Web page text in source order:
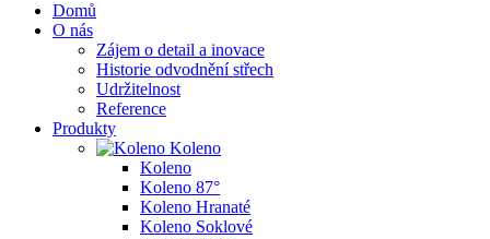
Domů
O nás
Zájem o detail a inovace
Historie odvodnění střech
Udržitelnost
Reference
Produkty
Koleno
Koleno
Koleno 87°
Koleno Hranaté
Koleno Soklové